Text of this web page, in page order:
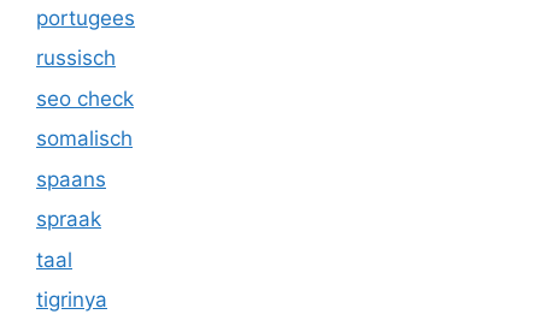
portugees
russisch
seo check
somalisch
spaans
spraak
taal
tigrinya